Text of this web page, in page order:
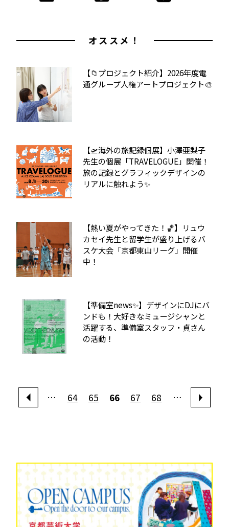
オススメ！
【📁プロジェクト紹介】2026年度電
通グループ人権アートプロジェクト🎨
【🛫海外の旅記録個展】小澤亜梨子
先生の個展「TRAVELOGUE」開催！
旅の記録とグラフィックデザインの
リアルに触れよう✨
【熱い夏がやってきた！🏀】リュウ
カセイ先生と留学生が盛り上げるバ
スケ大会「京都東山リーグ」開催
中！
【準備室news✨】デザインにDJにバ
ンドも！大好きなミュージシャンと
活躍する、準備室スタッフ・貞さん
の活動！
… 64 65 66 67 68 …